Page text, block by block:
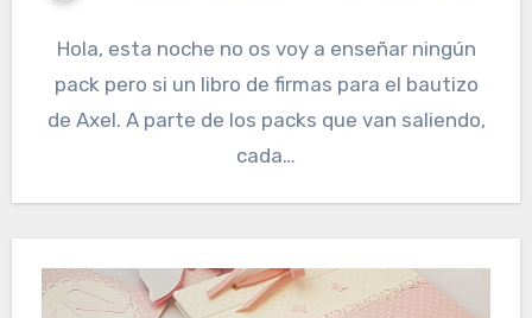
Hola, esta noche no os voy a enseñar ningún
pack pero si un libro de firmas para el bautizo
de Axel. A parte de los packs que van saliendo,
cada…